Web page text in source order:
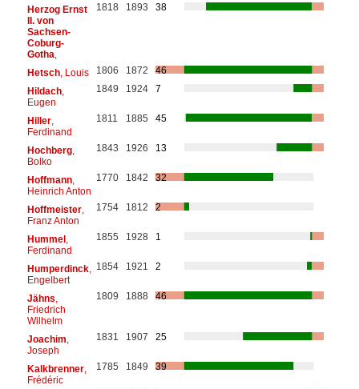
Herzog Ernst
II. von
Sachsen-
Coburg-
Gotha
1818 1893 38
Hetsch, Louis 1806 1872
46
Hildach,
Eugen
1849 1924 7
Hiller,
Ferdinand
1811 1885 45
Hochberg,
Bolko
1843 1926 13
Hoffmann,
Heinrich Anton
1770 1842 32
Hoffmeister,
Franz Anton
1754 1812 2
Hummel,
Ferdinand
1855 1928 1
Humperdinck,
Engelbert
1854 1921 2
Jähns
Friedrich
Wilhelm
1809 1888 46
Joachim
Joseph
1831 1907 25
Kalkbrenner,
Frédéric
1785 1849 39